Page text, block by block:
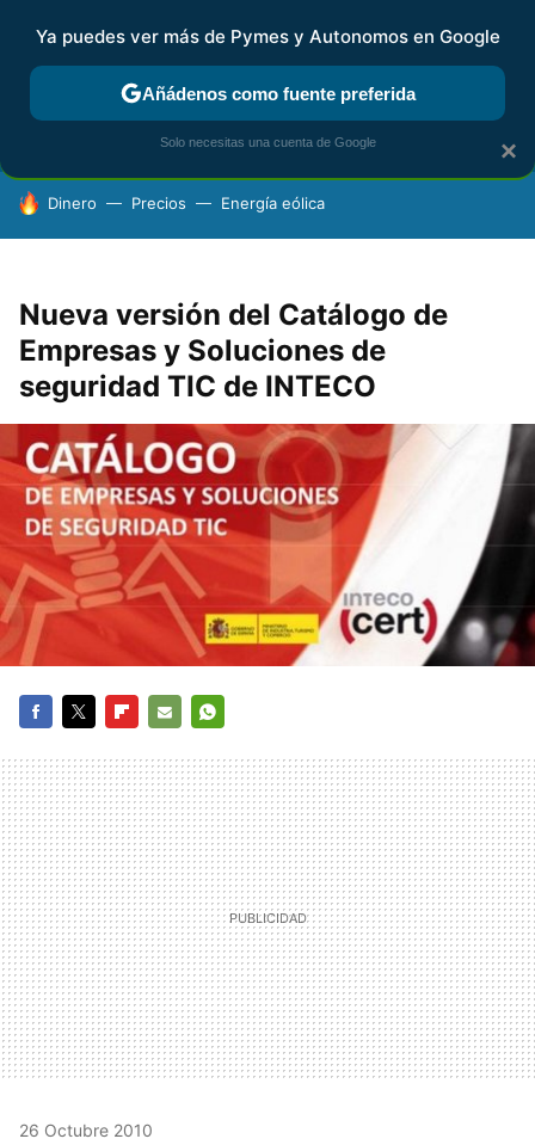
FISCALIDAD Y CONTABILIDAD KIT DIGITAL RENTA
HOY SE HABLA DE
Dinero Precios Energía eólica
Nueva versión del Catálogo de
Empresas y Soluciones de
seguridad TIC de INTECO
MAIL
26 Octubre 2010
×
Ya puedes ver más de Pymes y Autonomos en Google
Añádenos como fuente preferida
Solo necesitas una cuenta de Google